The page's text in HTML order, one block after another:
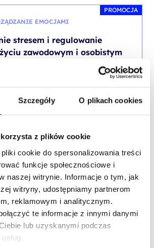
Szczegóły O plikach cookies
z plików cookie
cookie do spersonalizowania treści
funkcje społecznościowe i
naszej witrynie. Informacje o tym, jak
witryny, udostępniamy partnerom
reklamowym i analitycznym.
te informacje z innymi danymi
lub uzyskanymi podczas
PROMOCJA
EMOCJAMI
stresem i regulowanie
zawodowym i osobistym
się z naszym doradcą